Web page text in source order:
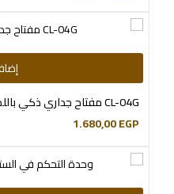
CL-04G مفتاح جداري ذكي باللمس – 4 مخارج
1.680,00EGP